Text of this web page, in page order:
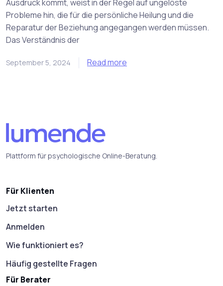
Ausdruck kommt, weist in der Regel auf ungelöste
Probleme hin, die für die persönliche Heilung und die
Reparatur der Beziehung angegangen werden müssen.
Das Verständnis der
September 5, 2024 Read more
Plattform für psychologische Online-Beratung.
Für Klienten
Jetzt starten
Anmelden
Wie funktioniert es?
Häufig gestellte Fragen
Für Berater